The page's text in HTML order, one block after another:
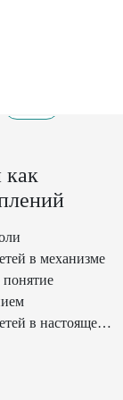
как
в механизме
понятие
в настоящее